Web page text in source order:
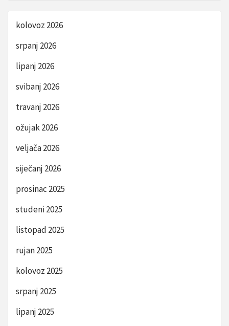
kolovoz 2026
srpanj 2026
lipanj 2026
svibanj 2026
travanj 2026
ožujak 2026
veljača 2026
siječanj 2026
prosinac 2025
studeni 2025
listopad 2025
rujan 2025
kolovoz 2025
srpanj 2025
lipanj 2025